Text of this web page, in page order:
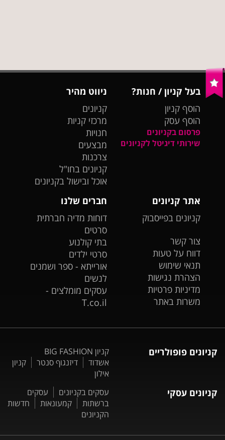
בעל קניון / חנות?
הוסף קניון
הוסף עסק
פרסום בקניונים
שירותי דיגיטל לקניונים
ניווט מהיר
קניונים
מרכזי קניות
חנויות
מבצעים
צרכנות
קניונים בחו"ל
אוכל ובישול בקניונים
אתר קניונים
קניונים בפייסבוק
צור קשר
דווח על טעות
תנאי שימוש
הצהרת נגישות
מדיניות פרטיות
משרות באתר
חברים שלנו
דוחות מדיה חברתית
סרטים
בתי קולנוע
סרטי ילדים
אורייתא - ספר ושמנים
לנשים
עסקים מומלצים -
T.co.il
קניונים פופולריים
קניון BIG FASHION
אשדוד
דיזנגוף סנטר
קניון
אילון
קניונים עסקי עסקים בקניונים
עסקים
ברשתות
קמעונאות
חדשות
הקניונים